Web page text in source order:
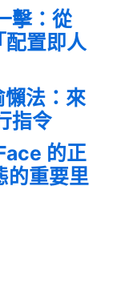
擊：從
置即人
法：來
指令
的正
的重要里